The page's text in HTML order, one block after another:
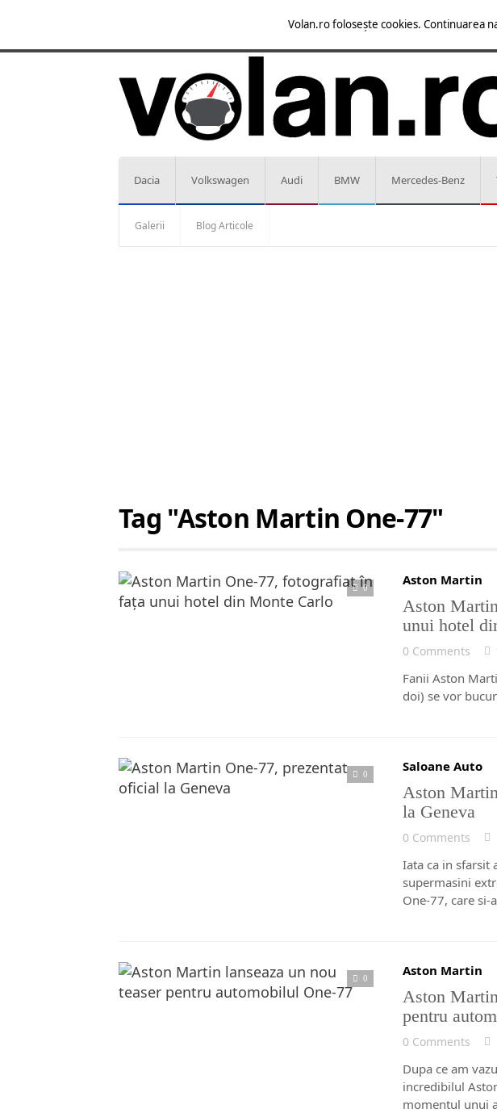
Dacia Volkswagen Audi BMW Mercedes-Benz
Galerii Blog Articole
Tag "Aston Martin One-77"
0
Citește articolul complet
Aston Martin
Aston
unui hotel
0 Comments
Fanii Aston
doi) se vor
0
Citește articolul complet
Saloane Auto
Aston
la Geneva
0 Comments
Iata ca in sfarsit
supermasini
One-77, care si-
0
Citește articolul complet
Aston Martin
Aston
pentru
0 Comments
Dupa ce am
incredibilul
momentul unui
Volan.ro folosește cookies. Continuarea